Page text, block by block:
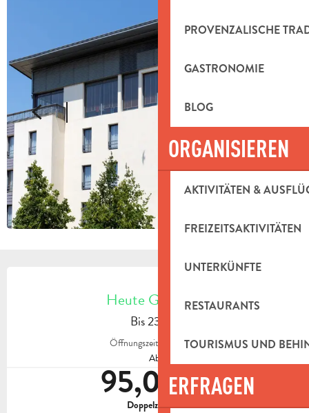
PROVENZALISCHE
GASTRONOMIE
BLOG
ORGANISIEREN
AKTIVITÄTEN &
FREIZEITSAKTIVITÄTEN
UNTERKÜNFTE
RESTAURANTS
TOURISMUS UND
ERFRAGEN
ÖFFNUNGSZEITEN &
Heute Geöffnet
Bis 23:30
Öffnungszeiten ansehen
Ab
95,00 €
Doppelzimmer